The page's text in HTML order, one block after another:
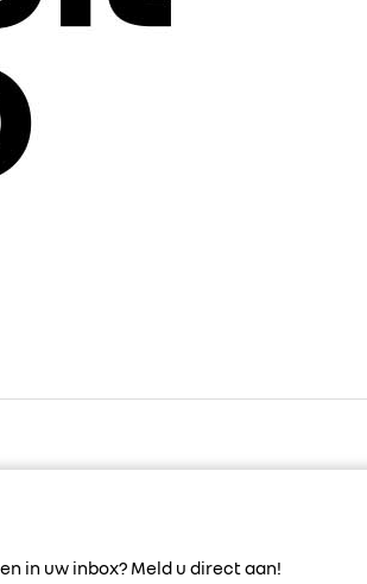
in uw inbox? Meld u direct aan!